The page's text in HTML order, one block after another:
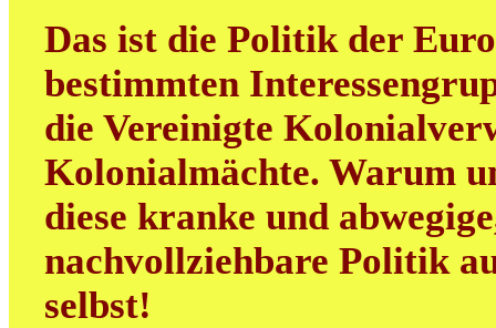
Das ist die Politik der
bestimmten
die Vereinigte
Kolonialmächte. Warum
diese kranke und
nachvollziehbare Politik
selbst!